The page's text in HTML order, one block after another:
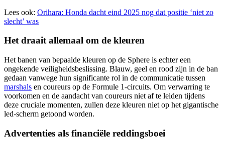
Lees ook: Orihara: Honda dacht eind 2025 nog dat positie ‘niet zo
slecht’ was
Het draait allemaal om de kleuren
Het banen van bepaalde kleuren op de Sphere is echter een
ongekende veiligheidsbeslissing. Blauw, geel en rood zijn in de ban
gedaan vanwege hun significante rol in de communicatie tussen
marshals en coureurs op de Formule 1-circuits. Om verwarring te
voorkomen en de aandacht van coureurs niet af te leiden tijdens
deze cruciale momenten, zullen deze kleuren niet op het gigantische
led-scherm getoond worden.
Advertenties als financiële reddingsboei